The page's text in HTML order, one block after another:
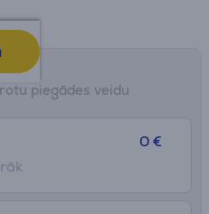
piegādes veidu
0 €